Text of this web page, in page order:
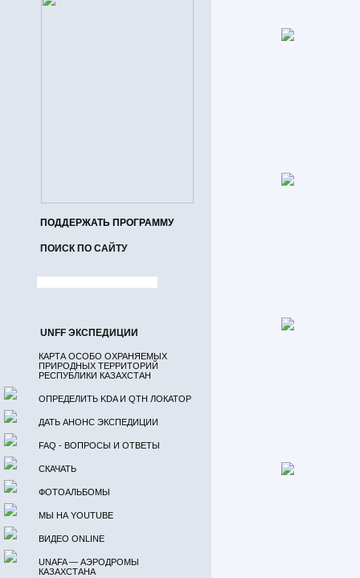
ПОДДЕРЖАТЬ ПРОГРАММУ
ПОИСК ПО САЙТУ
UNFF ЭКСПЕДИЦИИ
КАРТА ОСОБО ОХРАНЯЕМЫХ
ПРИРОДНЫХ ТЕРРИТОРИЙ
РЕСПУБЛИКИ КАЗАХСТАН
ОПРЕДЕЛИТЬ KDA И QTH ЛОКАТОР
ДАТЬ АНОНС ЭКСПЕДИЦИИ
FAQ - ВОПРОСЫ И ОТВЕТЫ
СКАЧАТЬ
ФОТОАЛЬБОМЫ
МЫ НА YOUTUBE
ВИДЕО ONLINE
UNAFA — АЭРОДРОМЫ
КАЗАХСТАНА